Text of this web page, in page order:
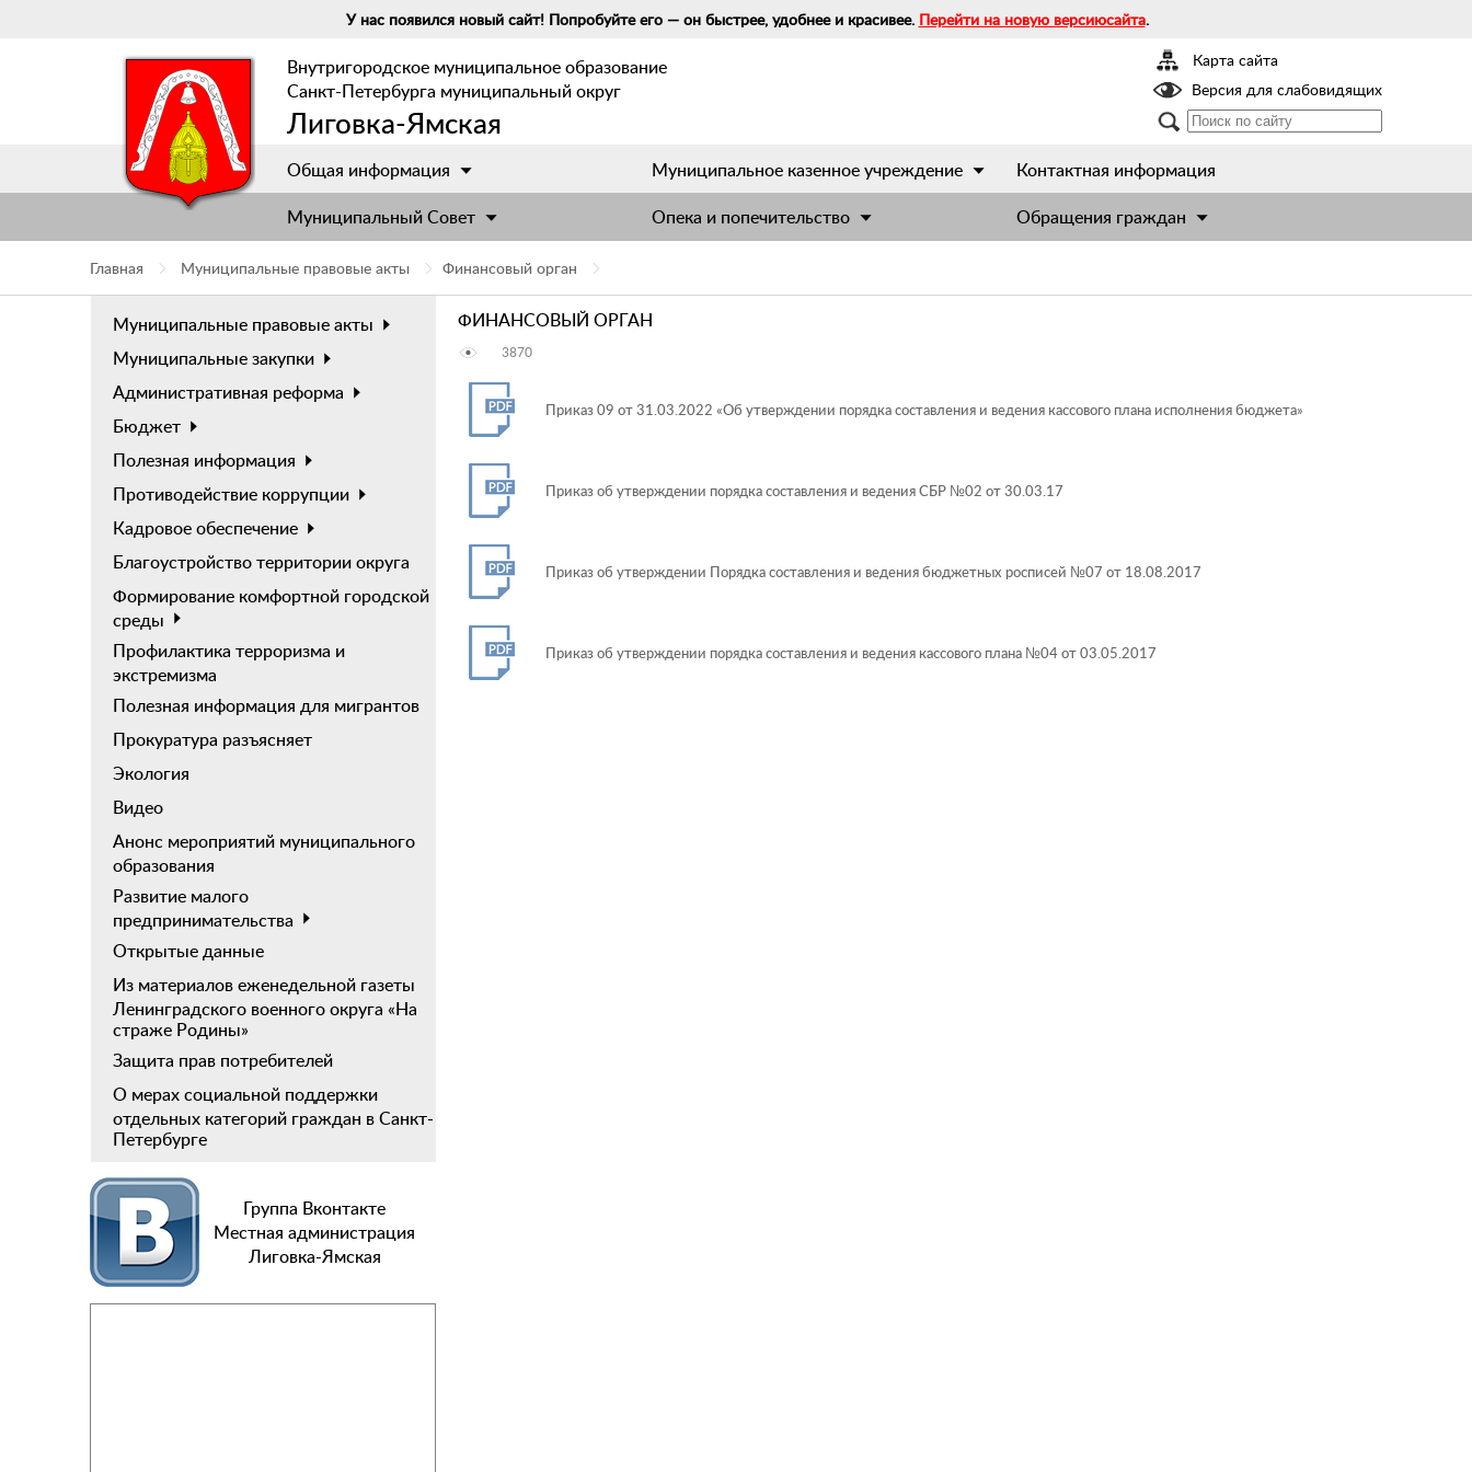
У нас появился новый сайт! Попробуйте его — он быстрее, удобнее и красивее. Перейти на новую версиюсайта.
Внутригородское муниципальное образование
Санкт-Петербурга муниципальный округ
Лиговка-Ямская
Карта сайта
Версия для слабовидящих
Общая информация Муниципальное казенное учреждение
Контактная информация
Муниципальный Cовет
Опека и попечительство Обращения граждан
Главная Муниципальные правовые акты Финансовый орган
Муниципальные правовые акты
Муниципальные закупки
Административная реформа
Бюджет
Полезная информация
Противодействие коррупции
Кадровое обеспечение
Благоустройство территории округа
Формирование комфортной городской
среды
Профилактика терроризма и
экстремизма
Полезная информация для мигрантов
Прокуратура разъясняет
Экология
Видео
Анонс мероприятий муниципального
образования
Развитие малого
предпринимательства
Открытые данные
Из материалов еженедельной газеты
Ленинградского военного округа «На
страже Родины»
Защита прав потребителей
О мерах социальной поддержки
отдельных категорий граждан в Санкт-
Петербурге
Группа Вконтакте
Местная администрация
Лиговка-Ямская
ФИНАНСОВЫЙ ОРГАН
3870
Приказ 09 от 31.03.2022 «Об утверждении порядка составления и ведения кассового плана исполнения бюджета»
Приказ об утверждении порядка составления и ведения СБР №02 от 30.03.17
Приказ об утверждении Порядка составления и ведения бюджетных росписей №07 от 18.08.2017
Приказ об утверждении порядка составления и ведения кассового плана №04 от 03.05.2017